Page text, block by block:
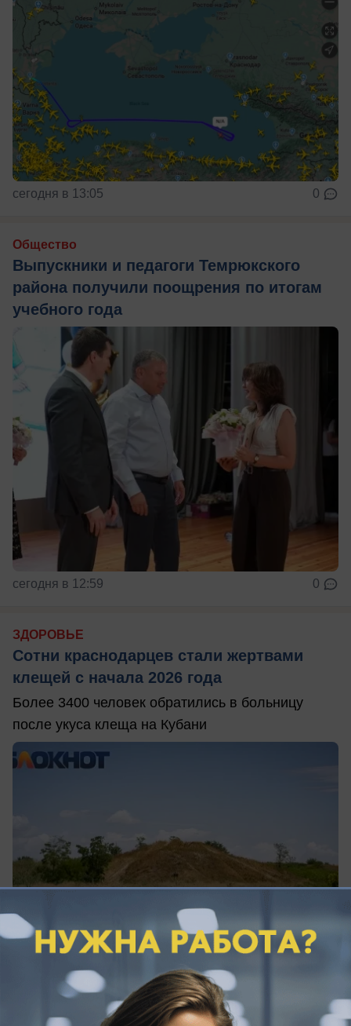
сегодня в 13:05 0
Общество
Выпускники и педагоги Темрюкского
района получили поощрения по итогам
учебного года
сегодня в 12:59 0
ЗДОРОВЬЕ
Сотни краснодарцев стали жертвами
клещей с начала 2026 года
Более 3400 человек обратились в больницу
после укуса клеща на Кубани
сегодня в 12:15